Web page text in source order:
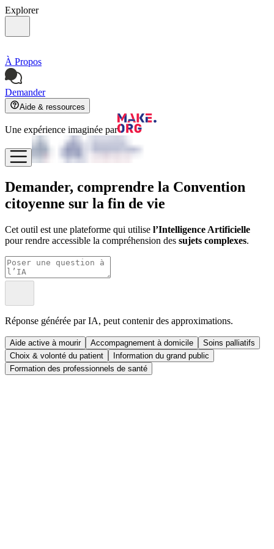
Explorer
À Propos
Demander
Aide & ressources
Une expérience imaginée par
Demander, comprendre la Convention
citoyenne sur la fin de vie
Cet outil est une plateforme qui utilise l’Intelligence Artificielle
pour rendre accessible la compréhension des sujets complexes.
Réponse générée par IA, peut contenir des approximations.
Aide active à mourir Accompagnement à domicile
Soins palliatifs
Choix & volonté du patient
Information du grand public
Formation des professionnels de santé